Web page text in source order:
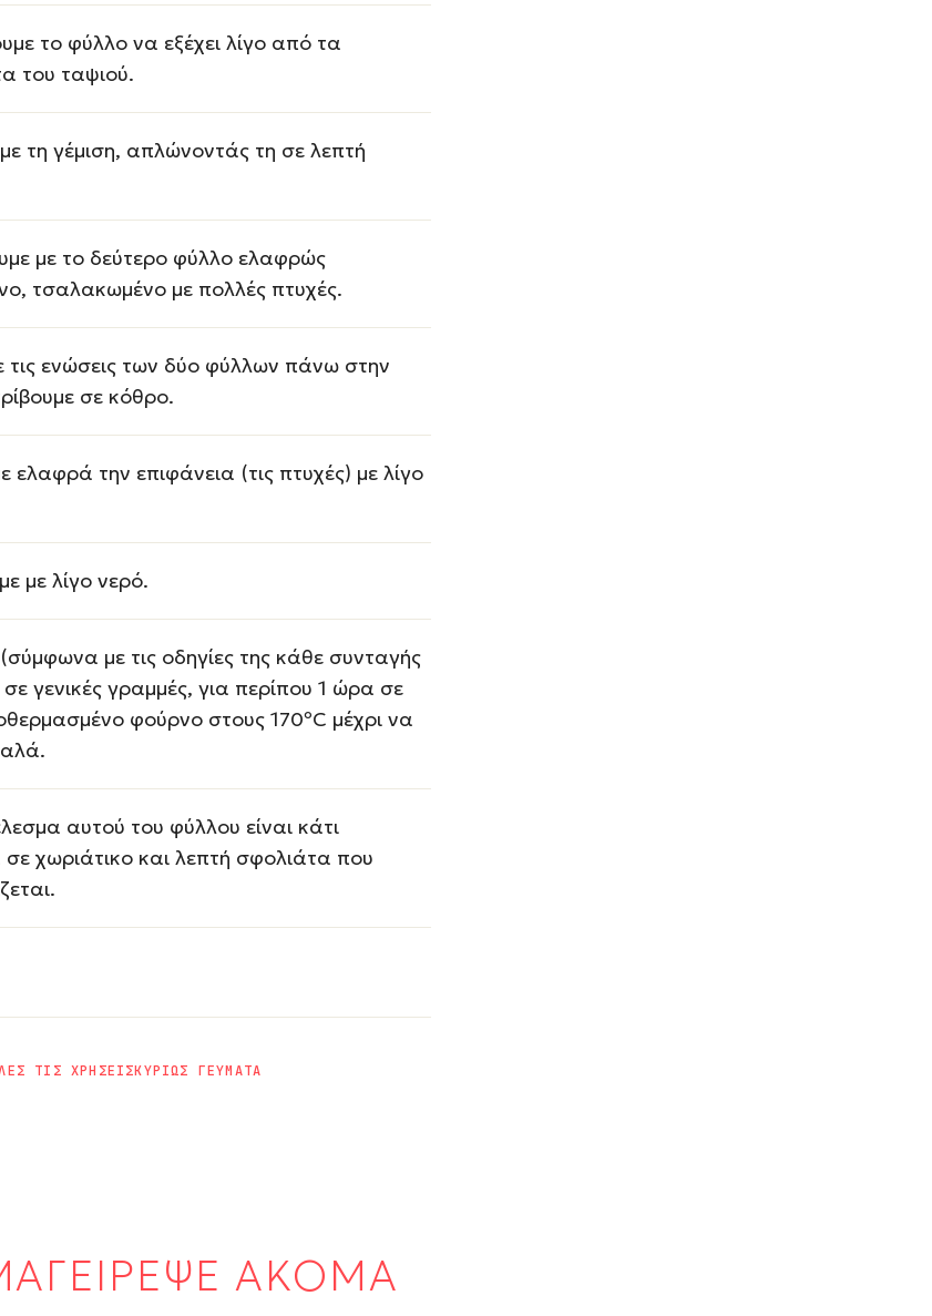
το φύλλο να εξέχει λίγο από τα
του ταψιού.
τη γέμιση, απλώνοντάς τη σε λεπτή
με το δεύτερο φύλλο ελαφρώς
τσαλακωμένο με πολλές πτυχές.
τις ενώσεις των δύο φύλλων πάνω στην
σε κόθρο.
ελαφρά την επιφάνεια (τις πτυχές) με λίγο
με λίγο νερό.
με τις οδηγίες της κάθε συνταγής
σε γενικές γραμμές, για περίπου 1 ώρα σε
φούρνο στους 170ºC μέχρι να
αυτού του φύλλου είναι κάτι
χωριάτικο και λεπτή σφολιάτα που
ΤΙΣ ΧΡΗΣΕΙΣΚΥΡΙΩΣ ΓΕΥΜΑΤΑ
ΑΚΟΜΑ